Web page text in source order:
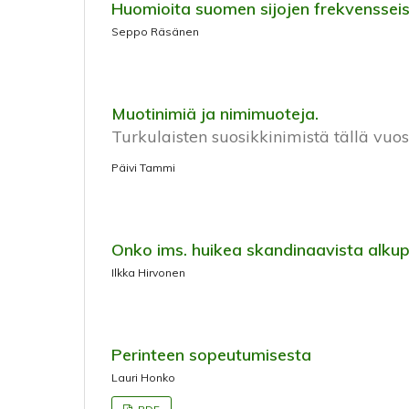
Huomioita suomen sijojen
Seppo Räsänen
Muotinimiä ja nimimuoteja.
Turkulaisten suosikkinimistä tällä
Päivi Tammi
Onko ims. huikea skandinaavista
Ilkka Hirvonen
Perinteen sopeutumisesta
Lauri Honko